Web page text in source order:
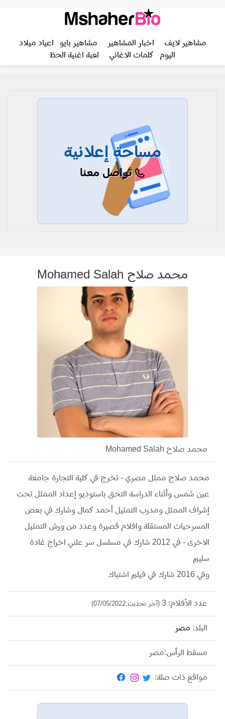
مشاهير لايف اخبار المشاهير مشاهير بايو
اعياد ميلاد
اليوم
كلمات الاغاني لعبة اغنية الحظ
مساحة إعلانية
تواصل معنا
محمد صلاح Mohamed Salah
محمد صلاح Mohamed Salah
محمد صلاح ممثل مصري - تخرج في كلية التجارة جامعة
عين شمس وأثناء الدراسة التحق باستوديو إعداد الممثل تحت
إشراف الممثل ومدرب التمثيل أحمد كمال وشارك في بعض
المسرحيات المستقلة وافلام قصيرة وعدد من ورش التمثيل
الاخرى - في 2012 شارك في مسلسل سر علني اخراج غادة
سليم
وفي 2016 شارك في فيلم اشتباك
عدد الأفلام: 3 (آخر تحديث:07/05/2022)
البلد: مصر
مسقط الرأس:مصر
مواقع ذات صلة: